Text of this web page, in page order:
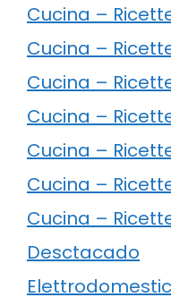
Cucina –
Cucina –
Cucina –
Cucina –
Cucina –
Cucina –
Cucina –
Desctacado